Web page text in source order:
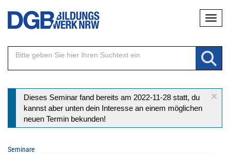
Direkt
Inhalt
×
Statusmeldung
Dieses Seminar fand bereits am 2022-11-28 statt, du
kannst aber unten dein Interesse an einem möglichen
neuen Termin bekunden!
Seminare